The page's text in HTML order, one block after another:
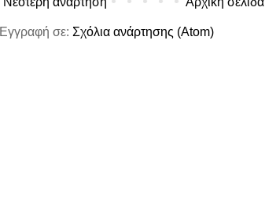
Εγγραφή σε: Σχόλια ανάρτησης (Atom)